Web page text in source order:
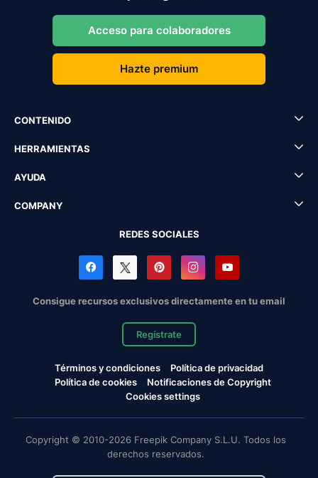
Acceso para colaboradores
Hazte premium
CONTENIDO
HERRAMIENTAS
AYUDA
COMPANY
REDES SOCIALES
Consigue recursos exclusivos directamente en tu email
Regístrate
Términos y condiciones
Política de privacidad
Política de cookies
Notificaciones de Copyright
Cookies settings
Copyright © 2010-2026 Freepik Company S.L.U. Todos los
derechos reservados.